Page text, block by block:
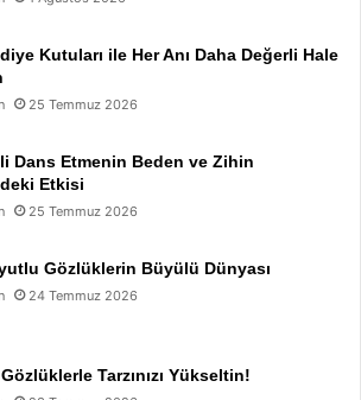
Kutuları ile Her Anı Daha Değerli Hale
25 Temmuz 2026
Dans Etmenin Beden ve Zihin
Etkisi
25 Temmuz 2026
Gözlüklerin Büyülü Dünyası
24 Temmuz 2026
Gözlüklerle Tarzınızı Yükseltin!